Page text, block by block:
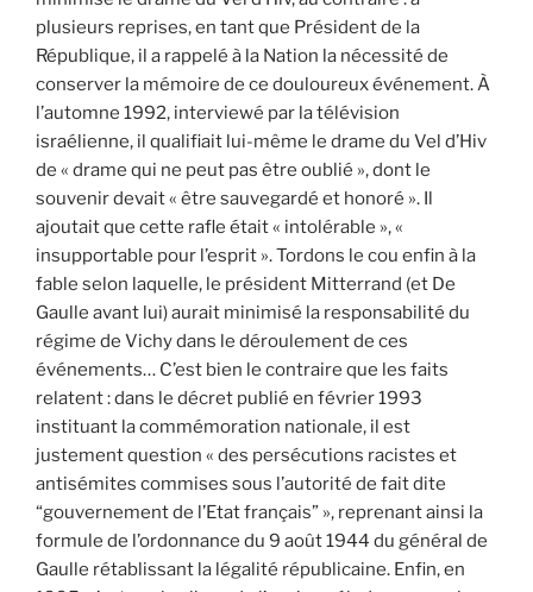
plusieurs reprises, en tant que Président de la
République, il a rappelé à la Nation la nécessité de
conserver la mémoire de ce douloureux événement. À
l’automne 1992, interviewé par la télévision
israélienne, il qualifiait lui-même le drame du Vel d’Hiv
de « drame qui ne peut pas être oublié », dont le
souvenir devait « être sauvegardé et honoré ». Il
ajoutait que cette rafle était « intolérable », «
insupportable pour l’esprit ». Tordons le cou enfin à la
fable selon laquelle, le président Mitterrand (et De
Gaulle avant lui) aurait minimisé la responsabilité du
régime de Vichy dans le déroulement de ces
événements… C’est bien le contraire que les faits
relatent : dans le décret publié en février 1993
instituant la commémoration nationale, il est
justement question « des persécutions racistes et
antisémites commises sous l’autorité de fait dite
“gouvernement de l’Etat français” », reprenant ainsi la
formule de l’ordonnance du 9 août 1944 du général de
Gaulle rétablissant la légalité républicaine. Enfin, en